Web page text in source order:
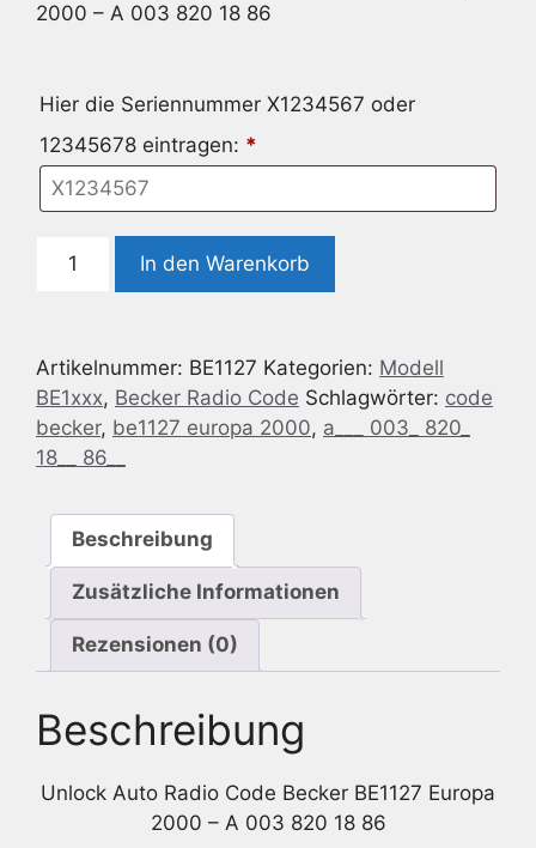
2000 – A 003 820 18 86
Hier die Seriennummer X1234567 oder
12345678 eintragen: *
Code
Becker
BE1127
Europa
2000
003
Menge
In den Warenkorb
Artikelnummer: BE1127 Kategorien: Modell
BE1xxx, Becker Radio Code Schlagwörter: code
becker, be1127 europa 2000, a___ 003_ 820_
18__ 86__
Beschreibung
Zusätzliche Informationen
Rezensionen (0)
Beschreibung
Unlock Auto Radio Code Becker BE1127 Europa
2000 – A 003 820 18 86